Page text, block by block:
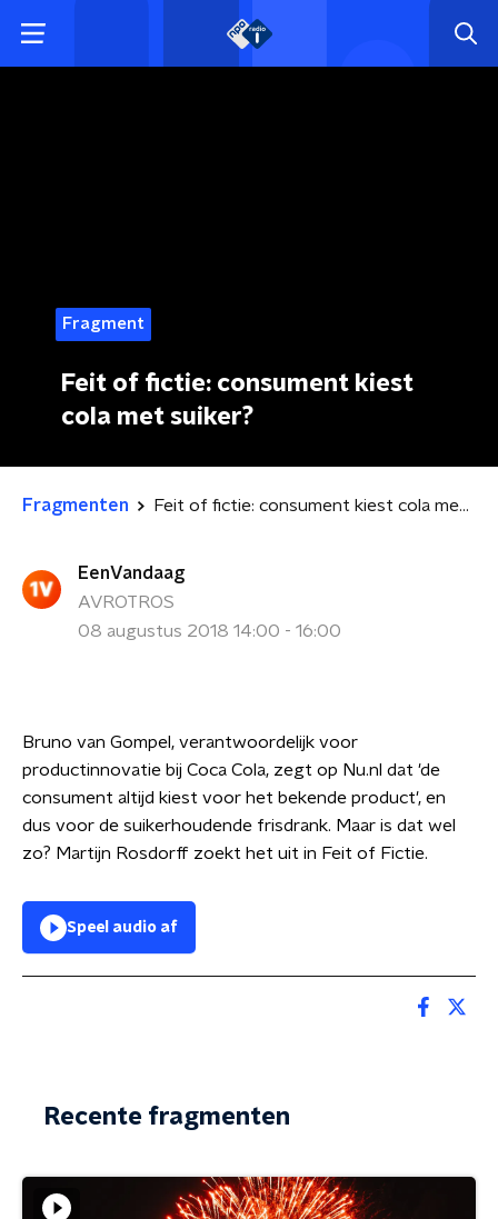
Fragment
Feit of fictie: consument kiest
cola met suiker?
Fragmenten Feit of fictie: consument kiest cola met suiker?
EenVandaag
AVROTROS
08 augustus 2018 14:00 - 16:00
Bruno van Gompel, verantwoordelijk voor
productinnovatie bij Coca Cola, zegt op Nu.nl dat 'de
consument altijd kiest voor het bekende product', en
dus voor de suikerhoudende frisdrank. Maar is dat wel
zo? Martijn Rosdorff zoekt het uit in Feit of Fictie.
Speel audio af
Recente fragmenten